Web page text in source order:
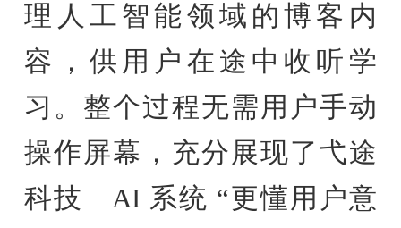
理人工智能领域的博客内
容，供用户在途中收听学
习。整个过程无需用户手动
操作屏幕，充分展现了弋途
科技 AI 系统 “更懂用户意